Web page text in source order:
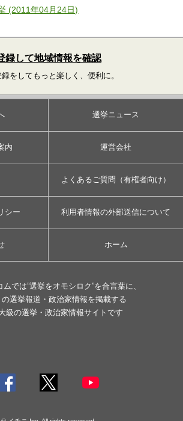
(2011年04月24日)
録して地域情報を確認
をしてもっと楽しく、便利に。
選挙ニュース
内 運営会社
よくあるご質問（有権者向け）
シー 利用者情報の外部送信について
ホーム
では”選挙をオモシロク”を合言葉に、
の選挙報道・政治家情報を掲載する
級の選挙・政治家情報サイトです